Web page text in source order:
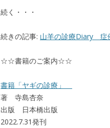
続く・・・
続きの記事: 山羊の診療Diary 症
☆☆書籍のご案内☆☆
書籍「ヤギの診療」
著 寺島杏奈
出版 日本橋出版
2022.7.31発刊